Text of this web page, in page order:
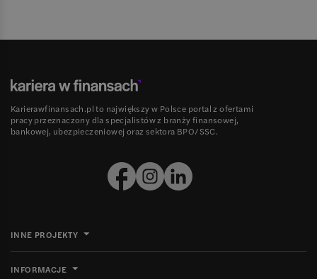
Karierawfinansach.pl to największy w Polsce portal z ofertami
pracy przeznaczony dla specjalistów z branży finansowej,
bankowej, ubezpieczeniowej oraz sektora BPO/SSC.
INNE PROJEKTY
INFORMACJE